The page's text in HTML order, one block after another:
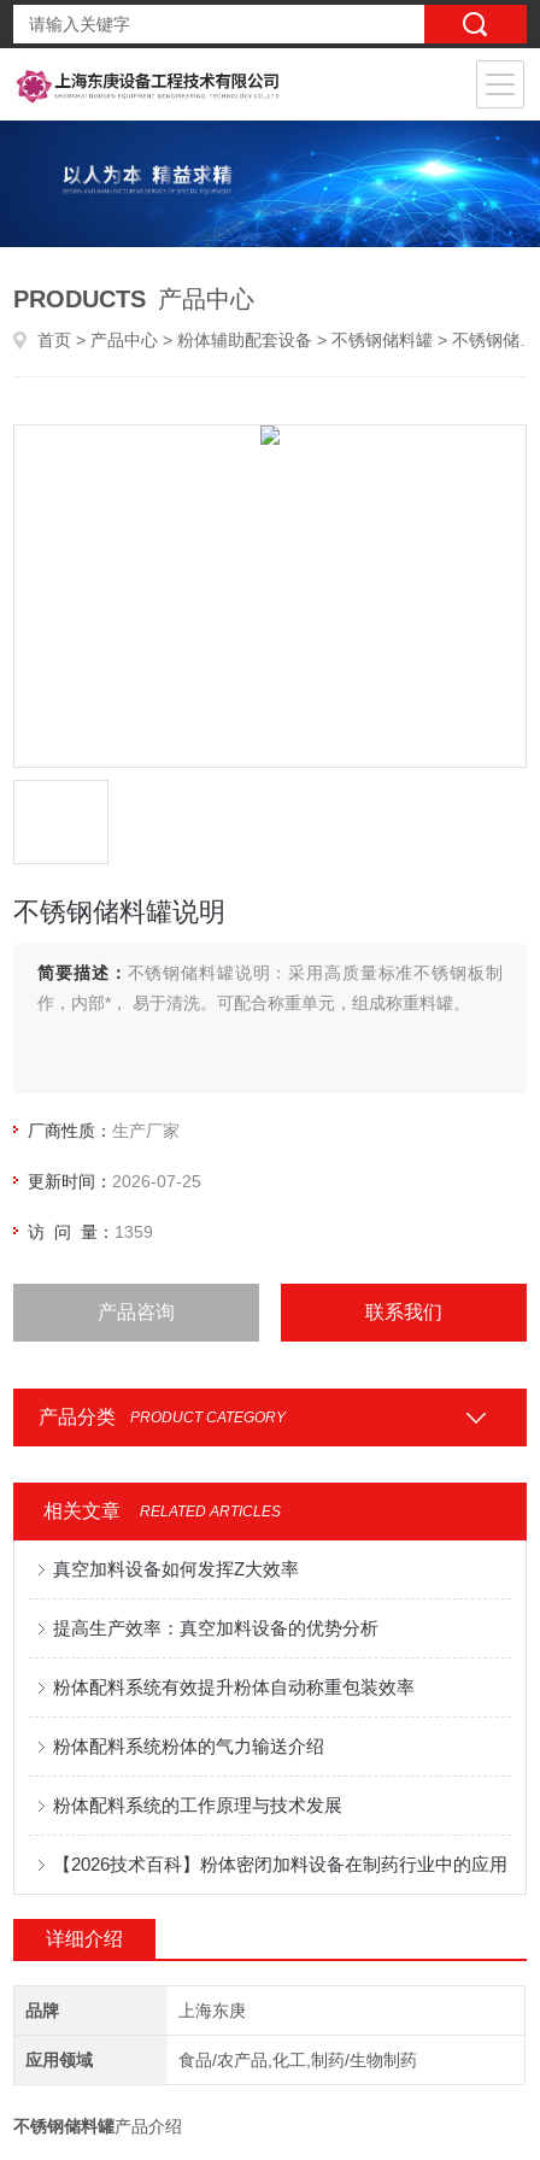
PRODUCTS 产品中心
首页 > 产品中心 >粉体辅助配套设备 >不锈钢储料罐 > 不锈钢储料罐说明
不锈钢储料罐说明
简要描述： 不锈钢储料罐说明：采用高质量标准不锈钢板制
作，内部*， 易于清洗。可配合称重单元，组成称重料罐。
厂商性质：生产厂家
更新时间： 2026-07-25
访 问 量： 1359
产品咨询 联系我们
产品分类 PRODUCT CATEGORY
相关文章 RELATED ARTICLES
真空加料设备如何发挥Z大效率
提高生产效率：真空加料设备的优势分析
粉体配料系统有效提升粉体自动称重包装效率
粉体配料系统粉体的气力输送介绍
粉体配料系统的工作原理与技术发展
【2026技术百科】粉体密闭加料设备在制药行业中的应用
详细介绍
品牌 上海东庚
应用领域 食品/农产品,化工,制药/生物制药
不锈钢储料罐产品介绍